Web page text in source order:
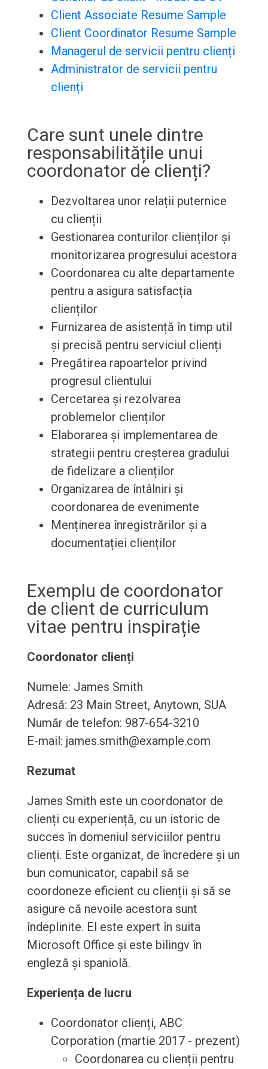
Client Associate Resume Sample
Client Coordinator Resume Sample
Managerul de servicii pentru clienți
Administrator de servicii pentru
clienți
Care sunt unele dintre
responsabilitățile unui
coordonator de clienți?
Dezvoltarea unor relații puternice
cu clienții
Gestionarea conturilor clienților și
monitorizarea progresului acestora
Coordonarea cu alte departamente
pentru a asigura satisfacția
clienților
Furnizarea de asistență în timp util
și precisă pentru serviciul clienți
Pregătirea rapoartelor privind
progresul clientului
Cercetarea și rezolvarea
problemelor clienților
Elaborarea și implementarea de
strategii pentru creșterea gradului
de fidelizare a clienților
Organizarea de întâlniri și
coordonarea de evenimente
Menținerea înregistrărilor și a
documentației clienților
Exemplu de coordonator
de client de curriculum
vitae pentru inspirație
Coordonator clienți
Numele: James Smith
Adresă: 23 Main Street, Anytown, SUA
Număr de telefon: 987-654-3210
E-mail: james.smith@example.com
Rezumat
James Smith este un coordonator de
clienți cu experiență, cu un istoric de
succes în domeniul serviciilor pentru
clienți. Este organizat, de încredere și un
bun comunicator, capabil să se
coordoneze eficient cu clienții și să se
asigure că nevoile acestora sunt
îndeplinite. El este expert în suita
Microsoft Office și este bilingv în
engleză și spaniolă.
Experiența de lucru
Coordonator clienți, ABC
Corporation (martie 2017 - prezent)
Coordonarea cu clienții pentru